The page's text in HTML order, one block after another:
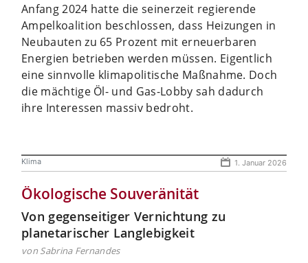
Anfang 2024 hatte die seinerzeit regierende
Ampelkoalition beschlossen, dass Heizungen in
Neubauten zu 65 Prozent mit erneuerbaren
Energien betrieben werden müssen. Eigentlich
eine sinnvolle klimapolitische Maßnahme. Doch
die mächtige Öl- und Gas-Lobby sah dadurch
ihre Interessen massiv bedroht.
Klima 1. Januar 2026
Ökologische Souveränität
Von gegenseitiger Vernichtung zu
planetarischer Langlebigkeit
von Sabrina Fernandes